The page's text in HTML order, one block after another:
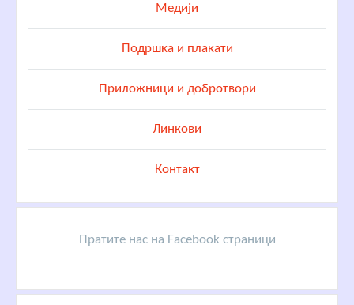
Медији
Подршка и плакати
Приложници и добротвори
Линкови
Контакт
Пратите нас на Facebook страници